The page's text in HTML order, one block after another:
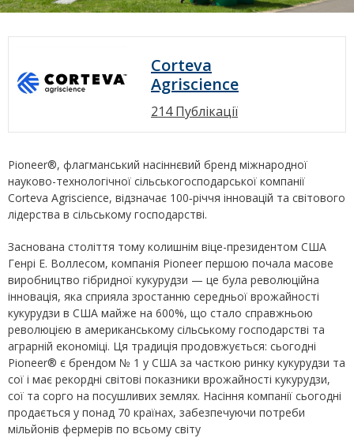
Corteva
Agriscience
214 Публікації
Pioneer®, флагманський насіннєвий бренд міжнародної
науково-технологічної сільськогосподарської компанії
Corteva Agriscience, відзначає 100‑річчя інновацій та світового
лідерства в сільському господарстві.
Заснована століття тому колишнім віце-президентом США
Генрі Е. Воллесом, компанія Pioneer першою почала масове
виробництво гібридної кукурудзи — це була революційна
інновація, яка сприяла зростанню середньої врожайності
кукурудзи в США майже на 600%, що стало справжньою
революцією в американському сільському господарстві та
аграрній економіці. Ця традиція продовжується: сьогодні
Pioneer® є брендом № 1 у США за часткою ринку кукурудзи та
сої і має рекордні світові показники врожайності кукурудзи,
сої та сорго на посушливих землях. Насіння компанії сьогодні
продається у понад 70 країнах, забезпечуючи потреби
мільйонів фермерів по всьому світу